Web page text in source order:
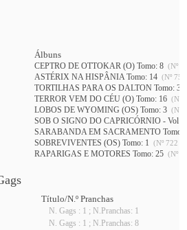
Álbuns
CEPTRO DE OTTOKAR (O) Tomo: 8 (Nº
ASTÉRIX NA HISPÂNIA Tomo: 14 (Nº
TORTILHAS PARA OS DALTON Tomo: 31
TERROR VEM DO CÉU (O) Tomo: 16 (Nº
LOBOS DE WYOMING (OS) Tomo: 3 (Nº
SOB O SIGNO DO CAPRICÓRNIO - Vol 1
SARABANDA EM SACRAMENTO Tomo:
SOBREVIVENTES (OS) Tomo: 1 (Nº 722 A
RAPARIGAS E MOTORES Tomo: 25 (Nº
Título/N.º Pranchas
N. Gags : 1 ; N.Pranchas: 1
N. Gags : 1 ; N.Pranchas: 8